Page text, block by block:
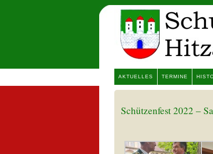
AKTUELLES TERMINE
Schützenfest 2022 –